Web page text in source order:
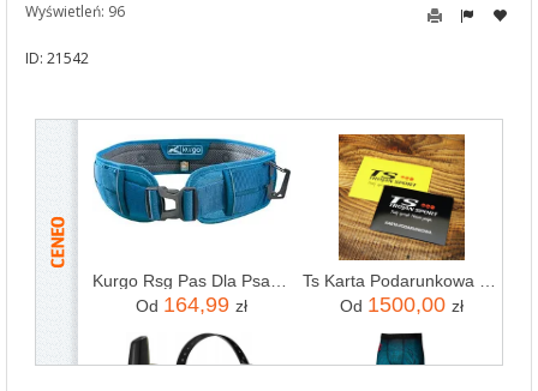
Wyświetleń: 96
ID: 21542